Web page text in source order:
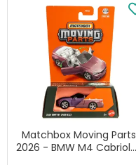
Matchbox Moving Parts
2026 - BMW M4 Cabriolet